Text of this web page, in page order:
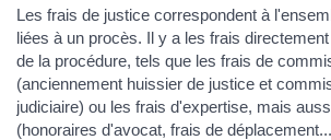
Les frais de justice correspondent à
liées à un procès. Il y a les frais
de la procédure, tels que les frais de
(anciennement huissier de justice et
judiciaire) ou les frais d'expertise, mais
(honoraires d'avocat, frais de